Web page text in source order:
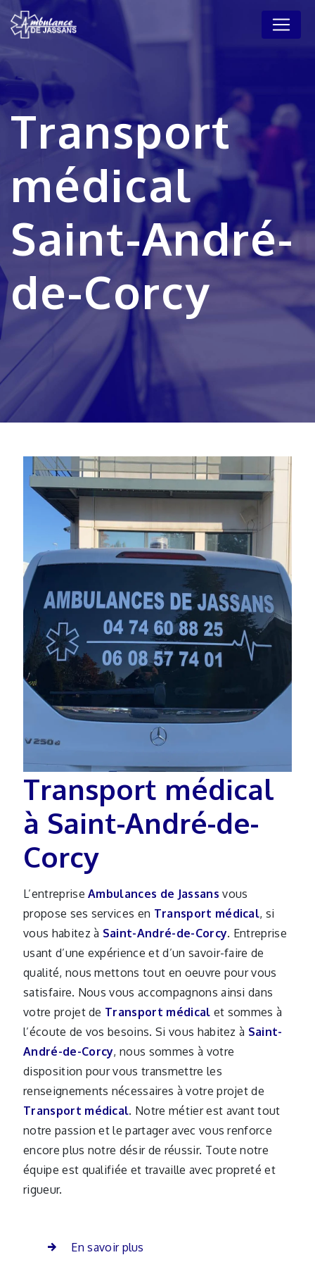
Transport
médical
Saint-André-
de-Corcy
Transport médical
à Saint-André-de-
Corcy
L’entrepriseAmbulances de Jassans vous
propose ses services en Transport médical, si
vous habitez à Saint-André-de-Corcy. Entreprise
usant d’une expérience et d’un savoir-faire de
qualité, nous mettons tout en oeuvre pour vous
satisfaire. Nous vous accompagnons ainsi dans
votre projet de Transport médical et sommes à
l’écoute de vos besoins. Si vous habitez à Saint-
André-de-Corcy, nous sommes à votre
disposition pour vous transmettre les
renseignements nécessaires à votre projet de
Transport médical. Notre métier est avant tout
notre passion et le partager avec vous renforce
encore plus notre désir de réussir. Toute notre
équipe est qualifiée et travaille avec propreté et
rigueur.
En savoir plus
Panneau de gestion des cookies